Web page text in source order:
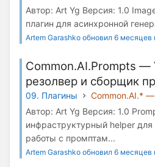
Автор: Art Yg Версия: 1.0
плагин для асинхронной
Artem Garashko обновил 6 месяцев
Common.AI.Prompts —
резолвер и сборщик
09. Плагины
Common.AI.*
Автор: Art Yg Версия: 1.0
инфраструктурный helper
работы с промптам...
Artem Garashko обновил 6 месяцев